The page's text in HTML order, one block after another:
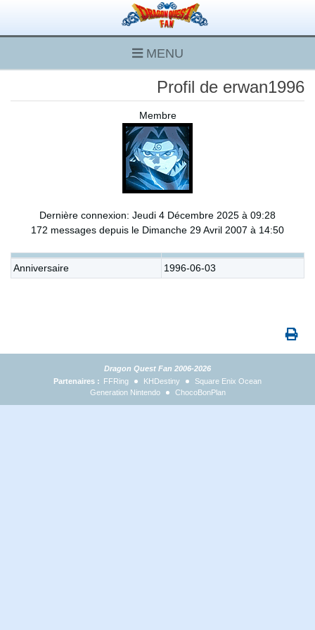
MENU
Profil de erwan1996
Membre
Dernière connexion: Jeudi 4 Décembre 2025 à 09:28
172 messages depuis le Dimanche 29 Avril 2007 à 14:50
Anniversaire 1996-06-03
Dragon Quest Fan 2006-2026
Partenaires : FFRing KHDestiny
Square Enix Ocean
Generation Nintendo
ChocoBonPlan